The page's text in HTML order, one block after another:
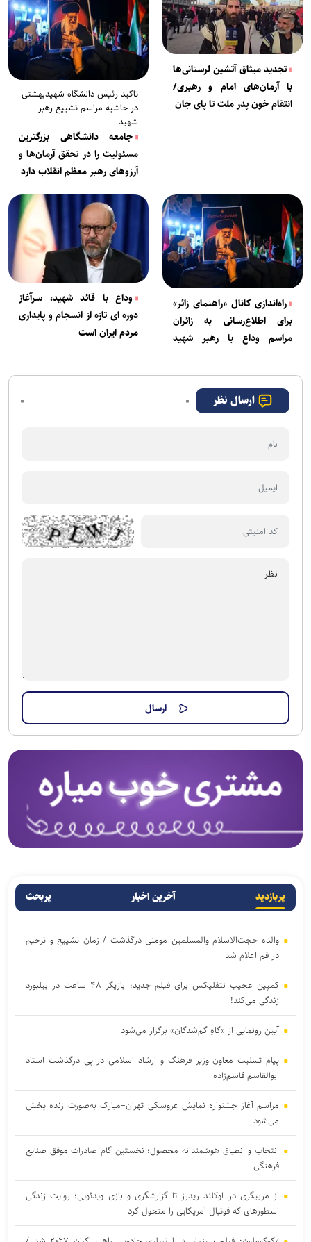
تجدید میثاق آتشین لرستانی‌ها
با آرمان‌های امام و رهبری/
انتقام خون پدر ملت تا پای جان
تاکید رئیس دانشگاه شهیدبهشتی
در حاشیه مراسم تشییع رهبر
شهید
جامعه دانشگاهی بزرگترین
مسئولیت را در تحقق آرمان‌ها و
آرزو‌های رهبر معظم انقلاب دارد
راه‌اندازی کانال «راهنمای زائر»
برای اطلاع‌رسانی به زائران
مراسم وداع با رهبر شهید
وداع با قائد شهید، سرآغاز
دوره ای تازه از انسجام و پایداری
مردم ایران است
ارسال نظر
پربازدید آخرین اخبار پربحث
والده حجت‌الاسلام والمسلمین مومنی درگذشت / زمان تشییع و ترحیم
در قم اعلام شد
کمپین عجیب نتفلیکس برای فیلم جدید؛ بازیگر ۴۸ ساعت در بیلبورد
زندگی می‌کند!
آیین رونمایی از «گاهِ گم‌شدگان» برگزار می‌شود
پیام تسلیت معاون وزیر فرهنگ و ارشاد اسلامی در پی درگذشت استاد
ابوالقاسم قاسم‌زاده
مراسم آغاز جشنواره نمایش عروسکی تهران–مبارک به‌صورت زنده پخش
می‌شود
انتخاب و انطباق هوشمندانه محصول؛ نخستین گام صادرات موفق صنایع
فرهنگی
از مربیگری در اوکلند ریدرز تا گزارشگری و بازی ویدئویی؛ روایت زندگی
اسطورهای که فوتبال آمریکایی را متحول کرد